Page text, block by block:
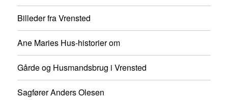
Billeder fra Vrensted
Ane Maries Hus-historier om
Gårde og Husmandsbrug i Vrensted
Sagfører Anders Olesen